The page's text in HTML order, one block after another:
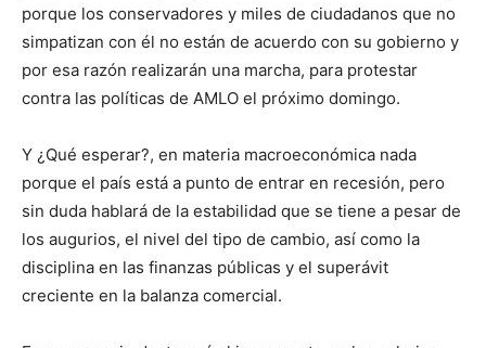
porque los conservadores y miles de ciudadanos que no
simpatizan con él no están de acuerdo con su gobierno y
por esa razón realizarán una marcha, para protestar
contra las políticas de AMLO el próximo domingo.
Y ¿Qué esperar?, en materia macroeconómica nada
porque el país está a punto de entrar en recesión, pero
sin duda hablará de la estabilidad que se tiene a pesar de
los augurios, el nivel del tipo de cambio, así como la
disciplina en las finanzas públicas y el superávit
creciente en la balanza comercial.